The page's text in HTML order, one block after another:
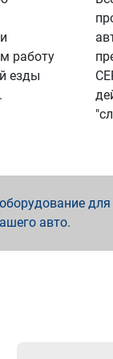
работу
езды
для
авто.